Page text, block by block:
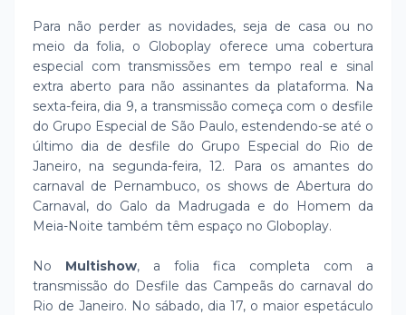
Para não perder as novidades, seja de casa ou no
meio da folia, o Globoplay oferece uma cobertura
especial com transmissões em tempo real e sinal
extra aberto para não assinantes da plataforma. Na
sexta-feira, dia 9, a transmissão começa com o desfile
do Grupo Especial de São Paulo, estendendo-se até o
último dia de desfile do Grupo Especial do Rio de
Janeiro, na segunda-feira, 12. Para os amantes do
carnaval de Pernambuco, os shows de Abertura do
Carnaval, do Galo da Madrugada e do Homem da
Meia-Noite também têm espaço no Globoplay.
No Multishow, a folia fica completa com a
transmissão do Desfile das Campeãs do carnaval do
Rio de Janeiro. No sábado, dia 17, o maior espetáculo